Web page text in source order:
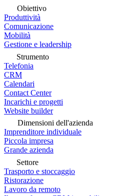
Obiettivo
Produttività
Comunicazione
Mobilità
Gestione e leadership
Strumento
Telefonia
CRM
Calendari
Contact Center
Incarichi e progetti
Website builder
Dimensioni dell'azienda
Imprenditore individuale
Piccola impresa
Grande azienda
Settore
Trasporto e stoccaggio
Ristorazione
Lavoro da remoto